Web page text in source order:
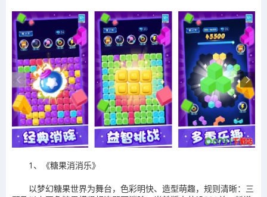
1、《糖果消消乐》
以梦幻糖果世界为舞台，色彩明快、造型萌趣，规则清晰：三